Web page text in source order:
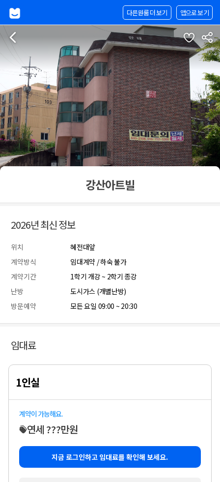
앱으로 보기
다른원룸 더 보기
강산아트빌
2026년 최신 정보
위치
혜전대앞
계약방식
임대계약 / 하숙 불가
계약기간
1학기 개강 ~ 2학기 종강
난방
도시가스 (개별난방)
방문예약
모든 요일 09:00 ~ 20:30
임대료
1인실
계약이 가능해요.
연세 ???만원
지금 로그인하고 임대료를 확인해 보세요.